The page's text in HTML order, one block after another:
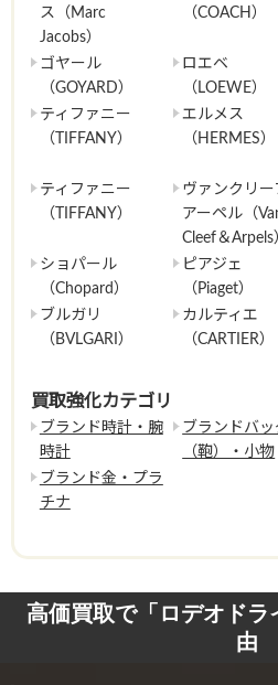
ス（Marc
Jacobs）
（COACH）
ゴヤール
（GOYARD）
ロエベ
（LOEWE）
ティファニー
（TIFFANY）
エルメス
（HERMES）
ティファニー
（TIFFANY）
ヴァンクリー
アーペル（
Cleef＆Arpels
ショパール
（Chopard）
ピアジェ
（Piaget）
ブルガリ
（BVLGARI）
カルティエ
（CARTIER）
買取強化カテゴリ
ブランド時計・腕
時計
ブランドバッ
（鞄）・小物
ブランド金・プラ
チナ
高価買取で「ロデオドラ
由